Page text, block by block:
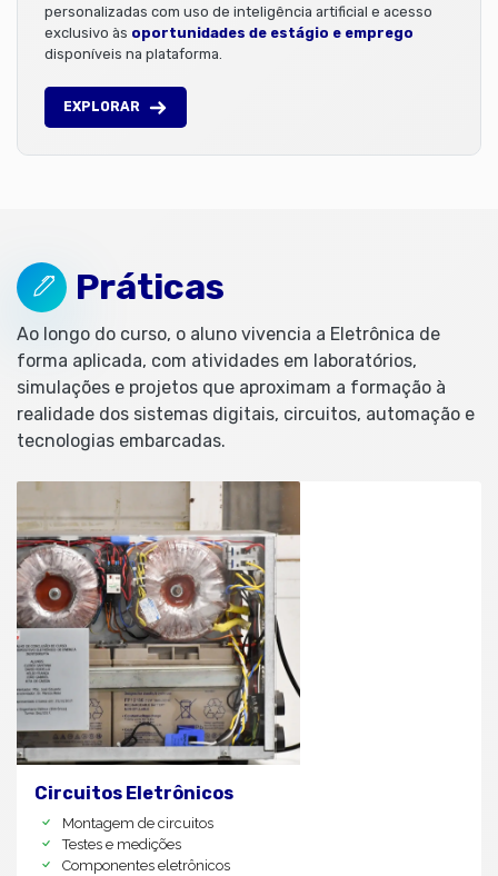
personalizadas com uso de inteligência artificial e acesso
exclusivo às oportunidades de estágio e emprego
disponíveis na plataforma.
EXPLORAR
Práticas
Ao longo do curso, o aluno vivencia a Eletrônica de
forma aplicada, com atividades em laboratórios,
simulações e projetos que aproximam a formação à
realidade dos sistemas digitais, circuitos, automação e
tecnologias embarcadas.
Circuitos Eletrônicos
Montagem de circuitos
Testes e medições
Componentes eletrônicos